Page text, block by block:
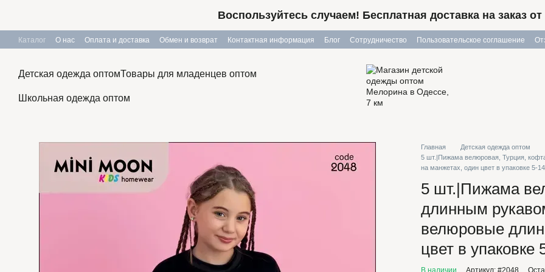
Воспользуйтесь случаем! Бесплатная доставка на заказ от
Каталог О нас Оплата и доставка Обмен и возврат Контактная информация Блог Сотрудничество Пользовательское соглашение
Детская одежда оптомТовары для младенцев оптом
Школьная одежда оптом
Главная
Детская одежда оптом
5 шт.|Пижама велюровая, Турция,
на манжетах, один цвет в упаковке 5-
5 шт.|Пижама
длинным
велюровые
цвет в упаковке
В наличии Артикул: #2048